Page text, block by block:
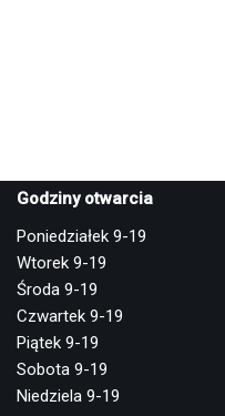
Godziny otwarcia
Poniedziałek 9-19
Wtorek 9-19
Środa 9-19
Czwartek 9-19
Piątek 9-19
Sobota 9-19
Niedziela 9-19